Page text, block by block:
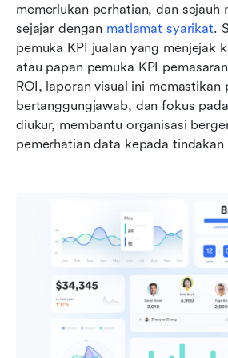
memerlukan perhatian, dan sejauh
sejajar dengan matlamat syarikat.
pemuka KPI jualan yang menjejak
atau papan pemuka KPI
ROI, laporan visual ini memastikan
bertanggungjawab, dan fokus
diukur, membantu organisasi
pemerhatian data kepada